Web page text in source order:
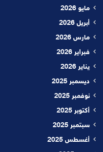
مايو 2026
أبريل 2026
مارس 2026
فبراير 2026
يناير 2026
ديسمبر 2025
نوفمبر 2025
أكتوبر 2025
سبتمبر 2025
أغسطس 2025